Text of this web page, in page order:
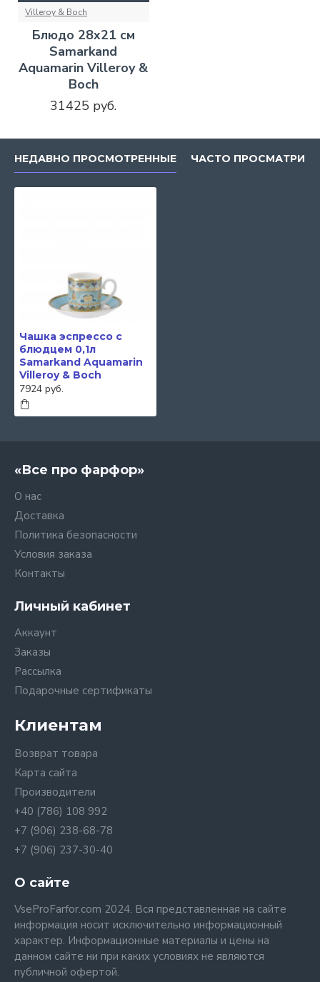
Villeroy & Boch
Блюдо 28x21 см
Samarkand
Aquamarin Villeroy &
Boch
31425 руб.
НЕДАВНО ПРОСМОТРЕННЫЕ ЧАСТО
Чашка эспрессо с
блюдцем 0,1л
Samarkand Aquamarin
Villeroy & Boch
7924 руб.
«Все про фарфор»
О нас
Доставка
Политика безопасности
Условия заказа
Контакты
Личный кабинет
Аккаунт
Заказы
Рассылка
Подарочные сертификаты
Клиентам
Возврат товара
Карта сайта
Производители
+40 (786) 108 992
+7 (906) 238-68-78
+7 (906) 237-30-40
О сайте
VseProFarfor.com 2024. Вся представленная на сайте
информация носит исключительно информационный
характер. Информационные материалы и цены на
данном сайте ни при каких условиях не являются
публичной офертой.